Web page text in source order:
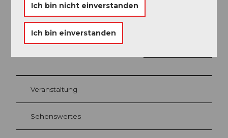
Veranstaltung
Sehenswertes
Ich bin nicht einverstanden
Ich bin einverstanden